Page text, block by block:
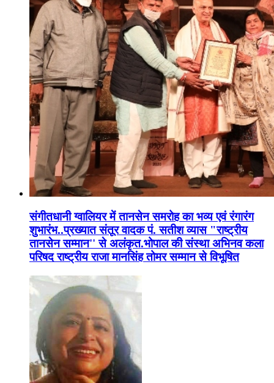
संगीतधानी ग्वालियर में तानसेन समरोह का भव्य एवं रंगारंग
शुभारंभ..प्रख्यात संतूर वादक पं. सतीश व्यास "राष्ट्रीय
तानसेन सम्मान'' से अलंकृत.भोपाल की संस्था अभिनव कला
परिषद राष्ट्रीय राजा मानसिंह तोमर सम्मान से विभूषित